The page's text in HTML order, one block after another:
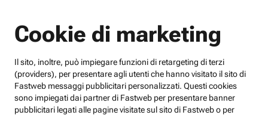
Cookie di marketing
Il sito, inoltre, può impiegare funzioni di retargeting di terzi
(providers), per presentare agli utenti che hanno visitato il sito di
Fastweb messaggi pubblicitari personalizzati. Questi cookies
sono impiegati dai partner di Fastweb per presentare banner
pubblicitari legati alle pagine visitate sul sito di Fastweb o per